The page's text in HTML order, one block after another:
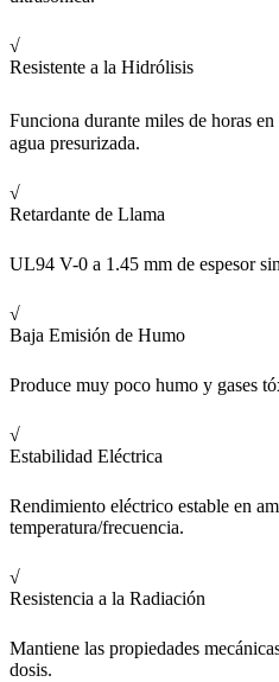
√
Resistente a la Hidrólisis
Funciona durante miles de horas
agua presurizada.
√
Retardante de Llama
UL94 V-0 a 1.45 mm de espesor
√
Baja Emisión de Humo
Produce muy poco humo y gases
√
Estabilidad Eléctrica
Rendimiento eléctrico estable en
temperatura/frecuencia.
√
Resistencia a la Radiación
Mantiene las propiedades
dosis.